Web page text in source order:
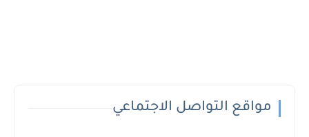
مواقع التواصل الاجتماعي